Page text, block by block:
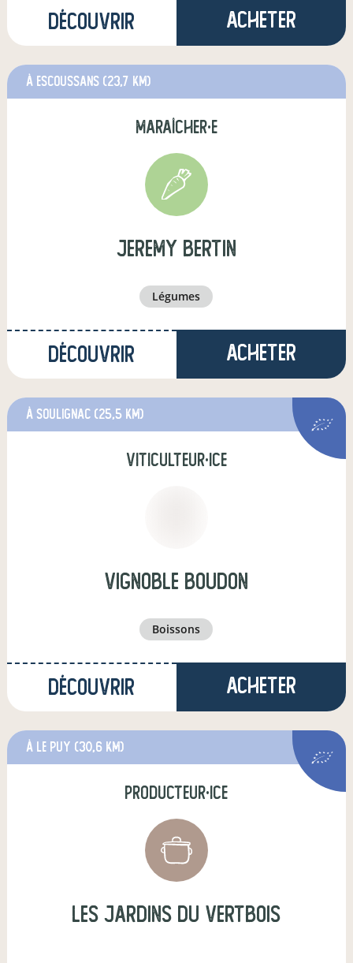
Découvrir Acheter
à Escoussans (23,7 km)
maraîcher·e
jeremy bertin
légumes
Découvrir Acheter
à Soulignac (25,5 km)
viticulteur·ice
vignoble boudon
boissons
Découvrir Acheter
à Le Puy (30,6 km)
producteur·ice
Les Jardins du Vertbois